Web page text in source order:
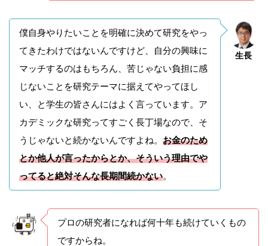
生長
僕自身やりたいことを明確に決めて研究をやっ
てきたわけではないんですけど、自分の興味に
マッチするのはもちろん、苦じゃない負担に感
じないことを研究テーマに据えてやってほし
い、と学生の皆さんにはよく言っています。ア
カデミックな研究ってすごく長丁場なので、そ
うじゃないと続かないんですよね。 お金のため
とか他人が言ったからとか、そういう理由でや
ってると絶対そんな長期間続かない。
プロの研究者になれば何十年も続けていくもの
ですからね。